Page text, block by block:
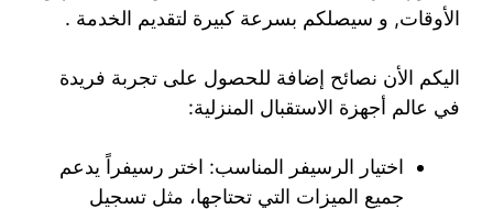
الأوقات, و سيصلكم بسرعة كبيرة لتقديم الخدمة .
اليكم الأن نصائح إضافة للحصول على تجربة فريدة
في عالم أجهزة الاستقبال المنزلية:
اختيار الرسيفر المناسب: اختر رسيفراً يدعم
جميع الميزات التي تحتاجها، مثل تسجيل